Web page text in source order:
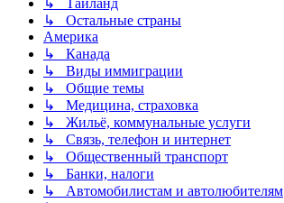
↳ Остальные страны
Америка
↳ Канада
↳ Виды иммиграции
↳ Общие темы
↳ Медицина, страховка
↳ Жильё, коммунальные услуги
↳ Связь, телефон и интернет
↳ Общественный транспорт
↳ Банки, налоги
↳ Автомобилистам и автолюбителям